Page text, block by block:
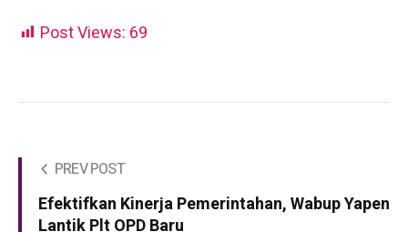
Post Views: 69
PREV POST
Efektifkan Kinerja Pemerintahan, Wabup Yapen
Lantik Plt OPD Baru